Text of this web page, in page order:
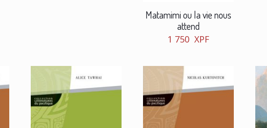
Matamimi ou la vie nous
attend
1 750 XPF